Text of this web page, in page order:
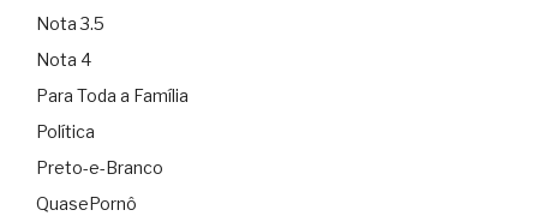
Nota 3.5
Nota 4
Para Toda a Família
Política
Preto-e-Branco
QuasePornô